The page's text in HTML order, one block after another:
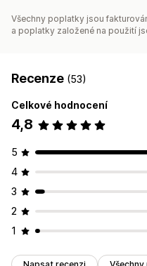
Všechny poplatky jsou
a poplatky založené na použití
Recenze (53)
Celkové hodnocení
4,8
5
4
3
2
1